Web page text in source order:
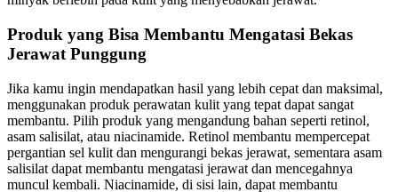
Produk yang Bisa Membantu Mengatasi Bekas
Jerawat Punggung
Jika kamu ingin mendapatkan hasil yang lebih cepat dan maksimal,
menggunakan produk perawatan kulit yang tepat dapat sangat
membantu. Pilih produk yang mengandung bahan seperti retinol,
asam salisilat, atau niacinamide. Retinol membantu mempercepat
pergantian sel kulit dan mengurangi bekas jerawat, sementara asam
salisilat dapat membantu mengatasi jerawat dan mencegahnya
muncul kembali. Niacinamide, di sisi lain, dapat membantu